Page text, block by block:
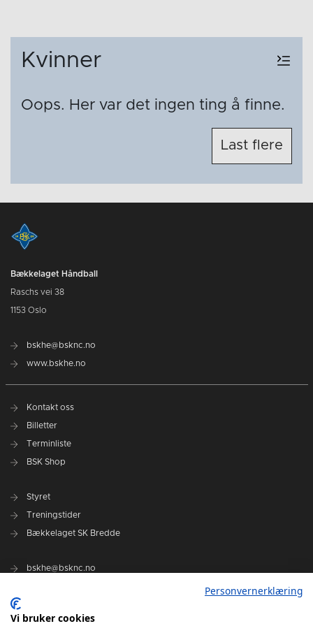
Kvinner
Oops. Her var det ingen ting å finne.
Last flere
Bækkelaget Håndball
Raschs vei 38
1153 Oslo
bskhe@bsknc.no
www.bskhe.no
Kontakt oss
Billetter
Terminliste
BSK Shop
Styret
Treningstider
Bækkelaget SK Bredde
bskhe@bsknc.no
Personvernerklæring
Vi bruker cookies